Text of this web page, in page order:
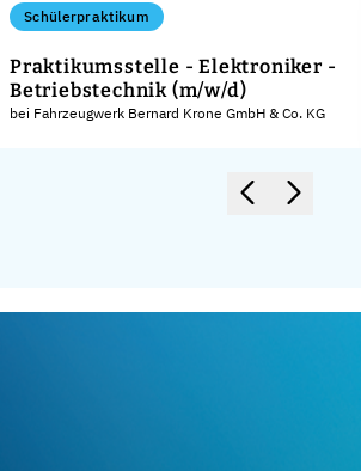
Schülerpraktikum
Praktikumsstelle - Elektroniker -
Betriebstechnik (m/w/d)
bei Fahrzeugwerk Bernard Krone GmbH & Co. KG